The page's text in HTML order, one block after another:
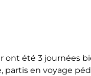
ont été 3
partis en voyage